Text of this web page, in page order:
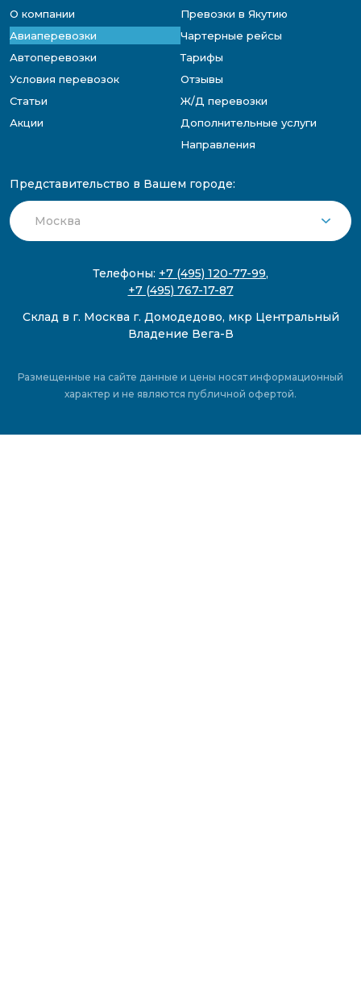
О компании
Превозки в Якутию
Авиаперевозки
Чартерные рейсы
Автоперевозки
Тарифы
Условия перевозок
Отзывы
Статьи
Ж/Д перевозки
Акции
Дополнительные услуги
Направления
Представительство в Вашем городе:
Телефоны: +7 (495) 120-77-99,
+7 (495) 767-17-87
Склад в г. Москва г. Домодедово, мкр Центральный
Владение Вега-В
Размещенные на сайте данные и цены носят информационный
характер и не являются публичной офертой.